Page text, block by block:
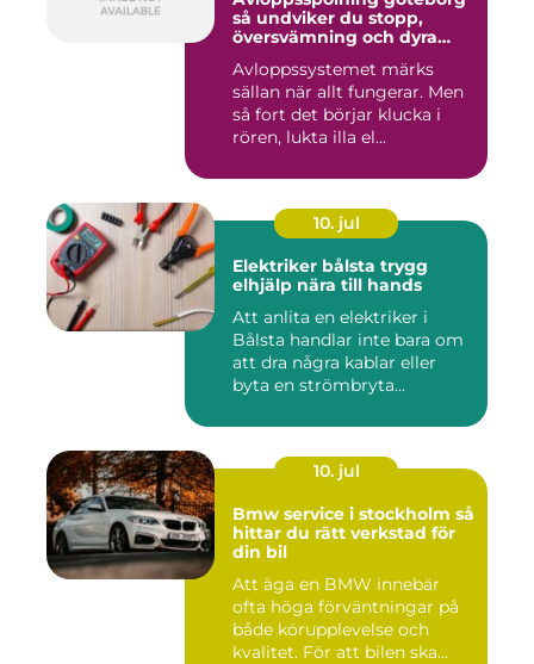
så undviker du stopp,
översvämning och dyra
Avloppssystemet märks
sällan när allt fungerar. Men
så fort det börjar klucka i
rören, lukta illa el...
10. jul
Elektriker bålsta trygg
elhjälp nära till hands
Att anlita en elektriker i
Bålsta handlar inte bara om
att dra några kablar eller
byta en strömbryta...
10. jul
Bmw service i stockholm så
hittar du rätt verkstad för
din bil
Att äga en BMW innebär
ofta höga förväntningar på
både körupplevelse och
kvalitet. För att bilen ska...